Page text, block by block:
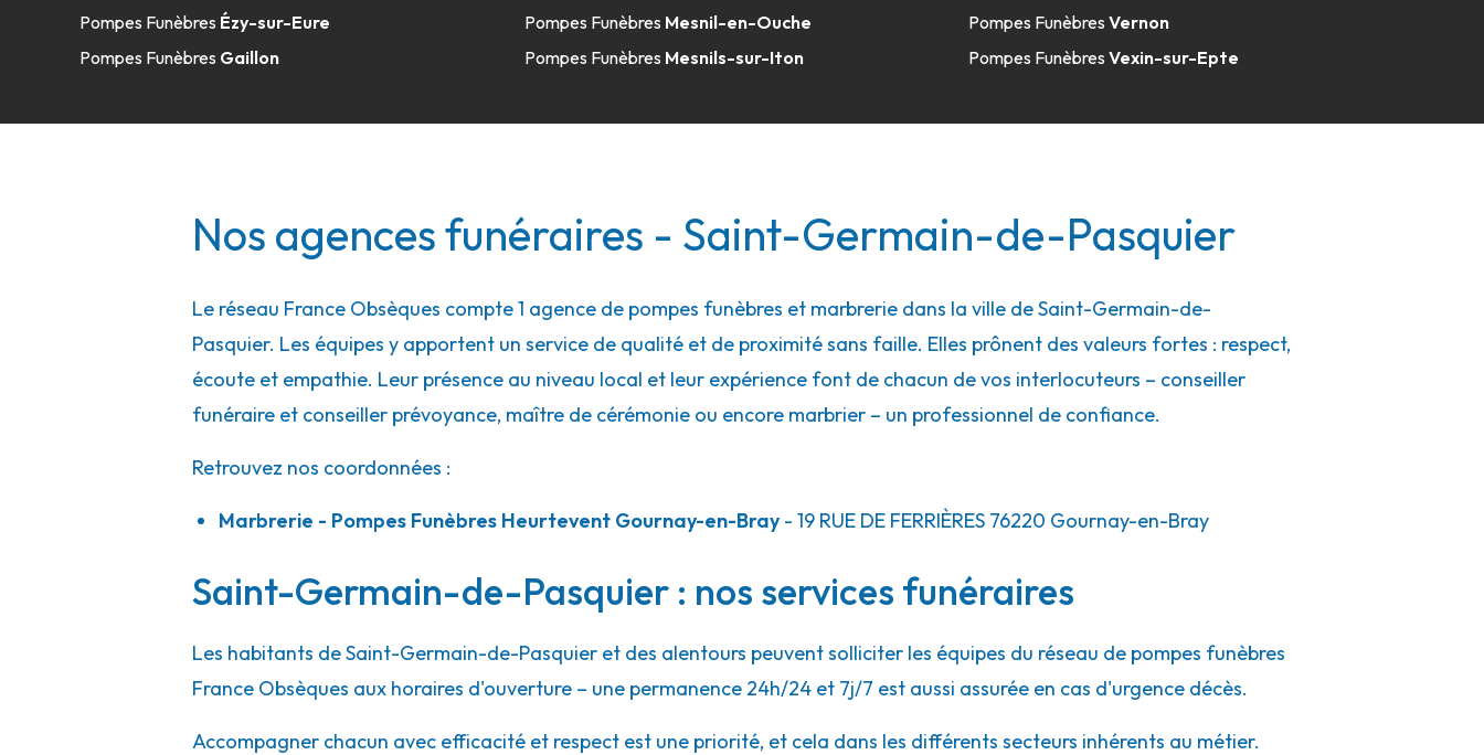
Pompes Funèbres Ézy-sur-Eure
Pompes Funèbres Gaillon
Pompes Funèbres Mesnil-en-Ouche
Pompes Funèbres Mesnils-sur-Iton
Pompes FunèbresVernon
Pompes FunèbresVexin-sur-Epte
Nos agences funéraires - Saint-Germain-de-Pasquier
Le réseau France Obsèques compte 1 agence de pompes funèbres et marbrerie dans la ville de Saint-Germain-de-
Pasquier. Les équipes y apportent un service de qualité et de proximité sans faille. Elles prônent des valeurs fortes : respect,
écoute et empathie. Leur présence au niveau local et leur expérience font de chacun de vos interlocuteurs – conseiller
funéraire et conseiller prévoyance, maître de cérémonie ou encore marbrier – un professionnel de confiance.
Retrouvez nos coordonnées :
Marbrerie - Pompes Funèbres Heurtevent Gournay-en-Bray- 19 RUE DE FERRIÈRES 76220 Gournay-en-Bray
Saint-Germain-de-Pasquier : nos services funéraires
Les habitants de Saint-Germain-de-Pasquier et des alentours peuvent solliciter les équipes du réseau de pompes funèbres
France Obsèques aux horaires d'ouverture – une permanence 24h/24 et 7j/7 est aussi assurée en cas d'urgence décès.
Accompagner chacun avec efficacité et respect est une priorité, et cela dans les différents secteurs inhérents au métier.